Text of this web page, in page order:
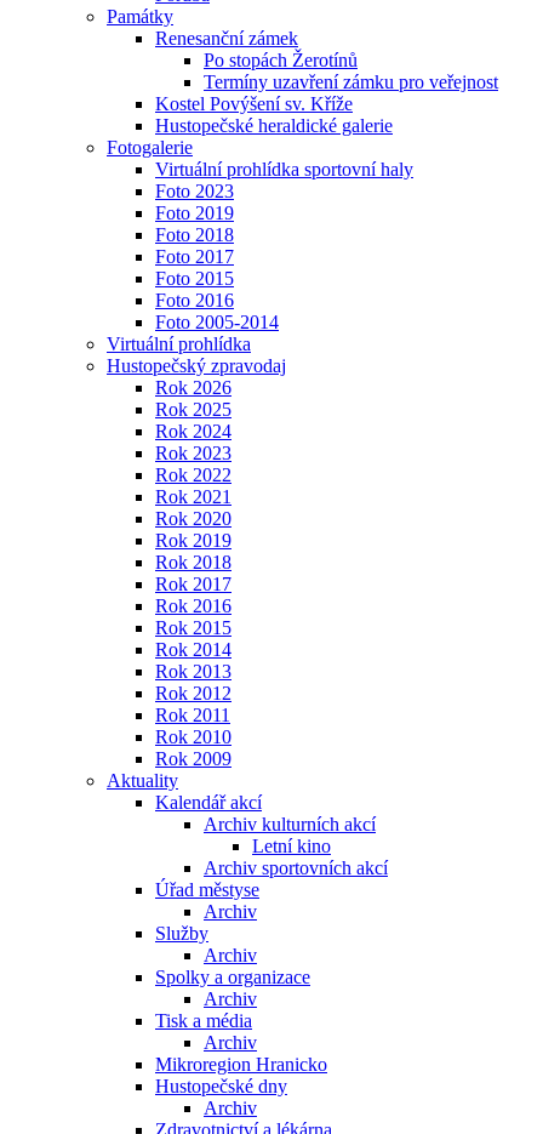
Památky
Renesanční zámek
Po stopách Žerotínů
Termíny uzavření zámku pro veřejnost
Kostel Povýšení sv. Kříže
Hustopečské heraldické galerie
Fotogalerie
Virtuální prohlídka sportovní haly
Foto 2023
Foto 2019
Foto 2018
Foto 2017
Foto 2015
Foto 2016
Foto 2005-2014
Virtuální prohlídka
Hustopečský zpravodaj
Rok 2026
Rok 2025
Rok 2024
Rok 2023
Rok 2022
Rok 2021
Rok 2020
Rok 2019
Rok 2018
Rok 2017
Rok 2016
Rok 2015
Rok 2014
Rok 2013
Rok 2012
Rok 2011
Rok 2010
Rok 2009
Aktuality
Kalendář akcí
Archiv kulturních akcí
Letní kino
Archiv sportovních akcí
Úřad městyse
Archiv
Služby
Archiv
Spolky a organizace
Archiv
Tisk a média
Archiv
Mikroregion Hranicko
Hustopečské dny
Archiv
Zdravotnictví a lékárna